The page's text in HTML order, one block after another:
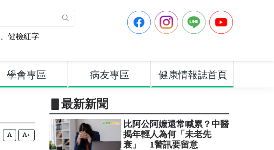
、 健檢紅字
學會專區 病友專區 健康情報誌首頁
+
▋最新新聞
比阿公阿嬤還常喊累？中醫
揭年輕人為何「未老先
衰」 1警訊要留意